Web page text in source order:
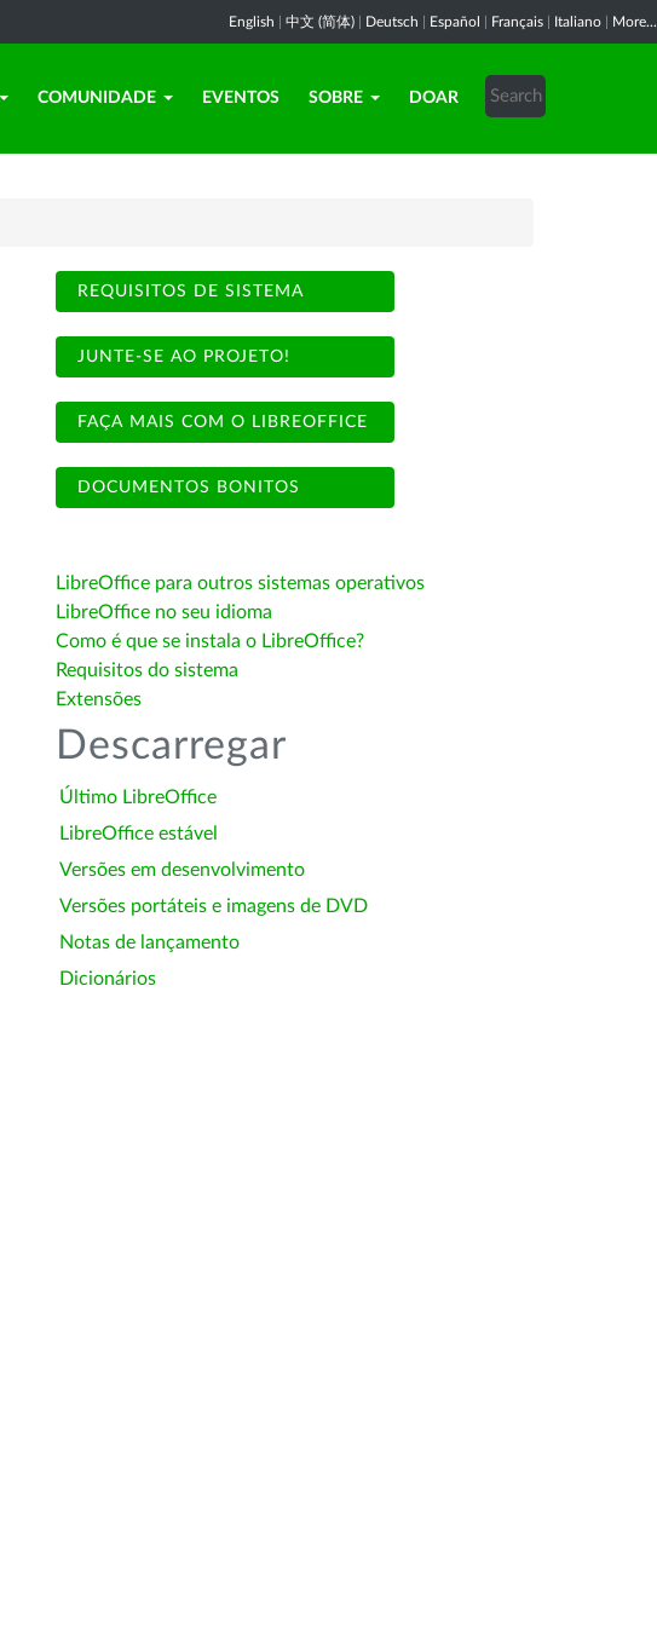
English 中文 (简体) Deutsch Español Français Italiano More...
COMUNIDADE EVENTOS SOBRE DOAR
REQUISITOS DE SISTEMA
JUNTE-SE AO PROJETO!
FAÇA MAIS COM O LIBREOFFICE
DOCUMENTOS BONITOS
LibreOffice para outros sistemas operativos
LibreOffice no seu idioma
Como é que se instala o LibreOffice?
Requisitos do sistema
Extensões
Descarregar
Último LibreOffice
LibreOffice estável
Versões em desenvolvimento
Versões portáteis e imagens de DVD
Notas de lançamento
Dicionários